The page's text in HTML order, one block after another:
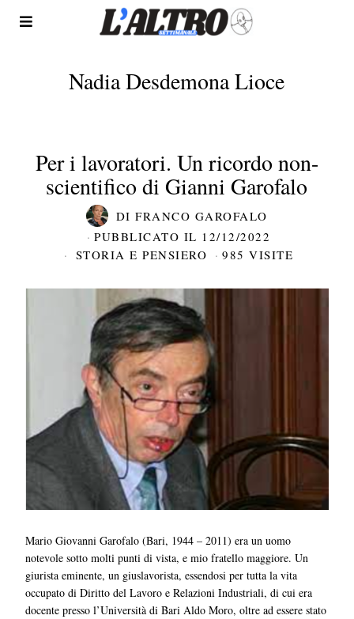
Nadia Desdemona Lioce
Per i lavoratori. Un ricordo non-
scientifico di Gianni Garofalo
DIFRANCO GAROFALO
PUBBLICATO IL 12/12/2022
STORIA E PENSIERO
985 VISITE
Mario Giovanni Garofalo (Bari, 1944 – 2011) era un uomo
notevole sotto molti punti di vista, e mio fratello maggiore. Un
giurista eminente, un giuslavorista, essendosi per tutta la vita
occupato di Diritto del Lavoro e Relazioni Industriali, di cui era
docente presso l’Università di Bari Aldo Moro, oltre ad essere stato